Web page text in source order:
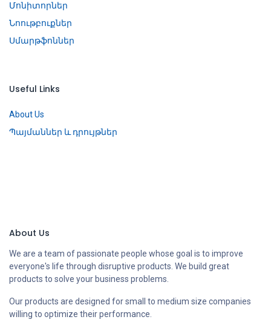
Մոնիտորներ
Նոութբուքներ
Սմարթֆոններ
Useful Links
About Us
Պայմաններ և դրույթներ
About Us
We are a team of passionate people whose goal is to improve
everyone's life through disruptive products. We build great
products to solve your business problems.
Our products are designed for small to medium size companies
willing to optimize their performance.